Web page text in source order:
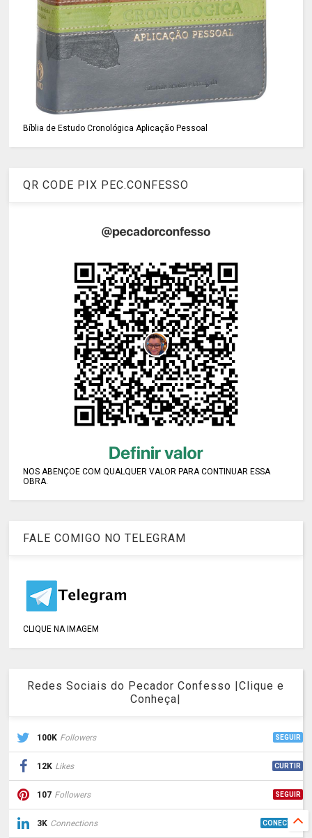
Bíblia de Estudo Cronológica Aplicação Pessoal
QR CODE PIX PEC.CONFESSO
NOS ABENÇOE COM QUALQUER VALOR PARA CONTINUAR ESSA
OBRA.
FALE COMIGO NO TELEGRAM
CLIQUE NA IMAGEM
Redes Sociais do Pecador Confesso |Clique e
Conheça|
100K Followers SEGUIR
12K Likes CURTIR
107 Followers SEGUIR
3K Connections CONECTAR